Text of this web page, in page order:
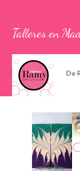
Talleres en
De